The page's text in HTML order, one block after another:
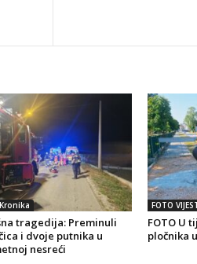
tragedija: Preminuli
i dvoje putnika u
nesreći
FOTO
FOTO U
pločnika